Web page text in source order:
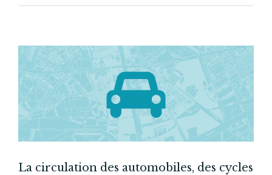
##
La circulation des automobiles, des cycles